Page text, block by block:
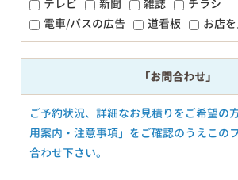
テレビ
新聞 雑誌
チラシ
電車/バスの広告
道看板 お店
「お問合わせ」
ご予約状況、詳細なお見積りをご希望の
用案内・注意事項」をご確認のうえこの
合わせ下さい。